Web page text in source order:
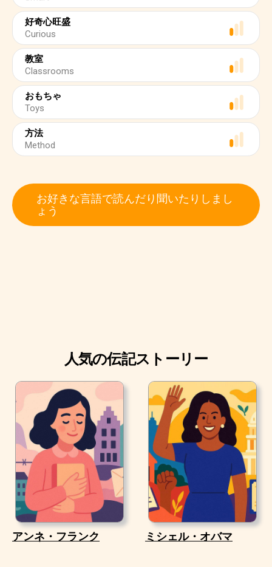
好奇心旺盛
Curious
教室
Classrooms
おもちゃ
Toys
方法
Method
お好きな言語で読んだり聞いたりしまし
ょう
人気の伝記ストーリー
アンネ・フランク ミシェル・オバマ